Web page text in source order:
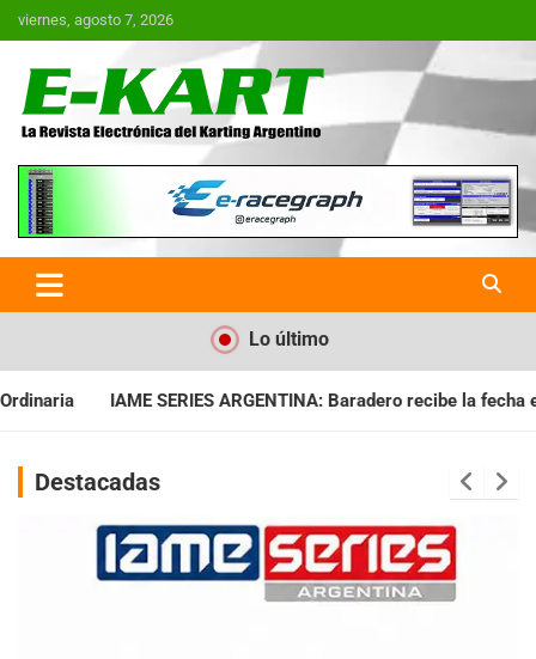
Saltar
al
viernes, agosto 7, 2026
E-Kart.com.ar | La Revista
Electrónica del Karting en
Argentina
Lo último
Baradero recibe la fecha especial con Invitados
Destacadas